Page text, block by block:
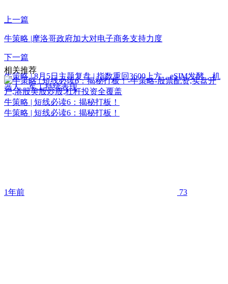
上一篇
牛策略 |摩洛哥政府加大对电子商务支持力度
下一篇
牛策略 | 8月5日主题复盘 | 指数重回3600上方，eSIM发酵，机
器人、军工持续表现
相关推荐
牛策略 | 短线必读6：揭秘打板！
牛策略 | 短线必读6：揭秘打板！
1年前 73